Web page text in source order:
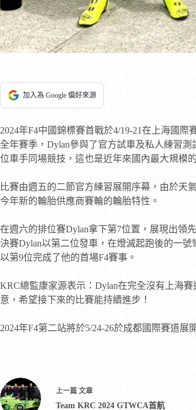
加入為 Google 偏好來源
2024年F4中國錦標賽首戰於4/19-21在上海國
全年賽季，Dylan參與了官方試車及私人練習
位車手同場競技，這也是近年來國內最大規模
比賽由週五的二節官方練習展開序幕，由於天
今年新的輪胎供應商賽輪的輪胎特性。
在週六的排位賽Dylan拿下第7位置，展現出領
決賽Dylan以第二位發車，在燈滅起跑後的一
以第9位完成了他的首場F4賽事。
KRC總監康家源表示：Dylan在完全沒有上海
意，希望接下來的比賽能持續進步！
2024年F4第二站將於5/24-26於成都國際賽道
上一篇 文章
Team KRC 2024 GTWCA首航